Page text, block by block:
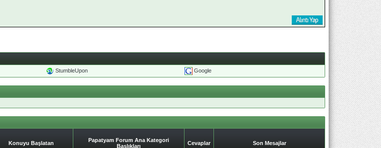
StumbleUpon Google
Konuyu Başlatan
Papatyam Forum Ana Kategori
Başlıkları
Cevaplar Son Mesajlar